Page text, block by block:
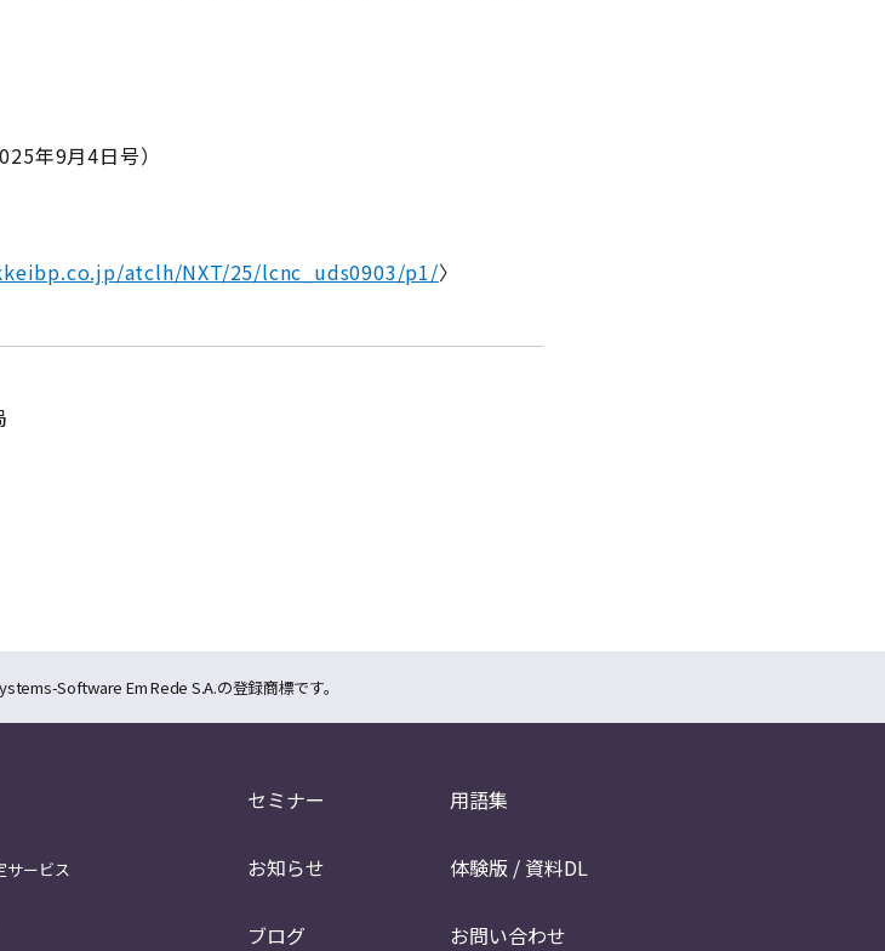
9月4日号）
atclh/NXT/25/lcnc_uds0903/p1/〉
Software Em Rede S.A.の登録商標です。
サービス
セミナー
お知らせ
ブログ
用語集
体験版 / 資料DL
お問い合わせ